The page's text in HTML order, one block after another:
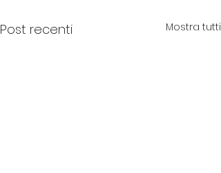
Post recenti Mostra tutti